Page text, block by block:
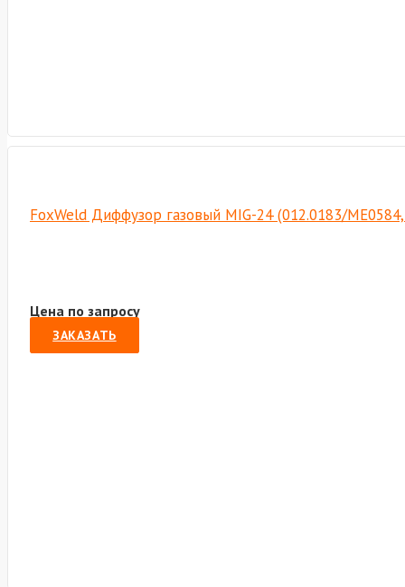
FoxWeld Диффузор газовый MIG-24 (012.0183/
Цена по запросу
ЗАКАЗАТЬ